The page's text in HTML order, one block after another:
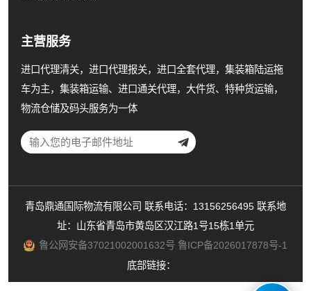
主营服务
进口代理清关，进口代理报关，进口全套代理，集装箱陆运拖
车为主，集装箱运输、进口通关代理，大件货、特种货运输，
物流仓储及码头服务为一体
青岛鼎通国际物流有限公司 联系电话：13156256495 联系地
址：山东省青岛市黄岛区汉江路1号15栋1单元
鲁公网安备37021002001632号 鲁ICP备2026017878号-1
底部链接：